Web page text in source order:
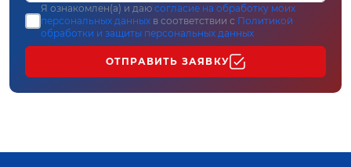
Я ознакомлен(а) и даю согласие на обработку моих
персональных данных в соответствии с Политикой
обработки и защиты персональных данных
ОТПРАВИТЬ ЗАЯВКУ